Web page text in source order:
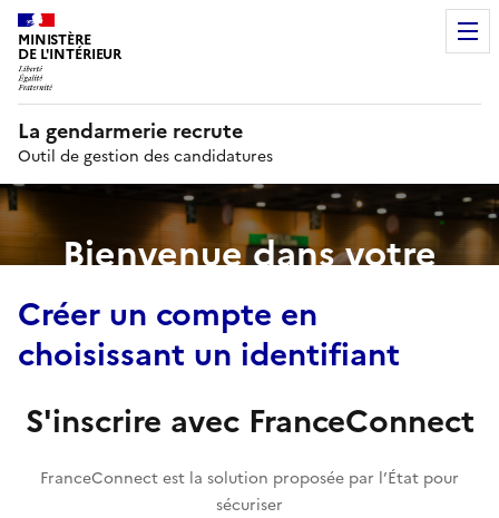
MINISTÈRE
DE L'INTÉRIEUR
– LIBERTÉ, ÉGALITÉ, FRATERNITÉ
La gendarmerie recrute
Outil de gestion des candidatures
Bienvenue dans votre
espace candidat
Créer un compte en
choisissant un identifiant
S'inscrire avec FranceConnect
FranceConnect est la solution proposée par l’État pour
sécuriser